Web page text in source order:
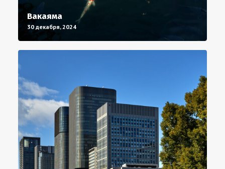
Вакаяма
30 декабря, 2024